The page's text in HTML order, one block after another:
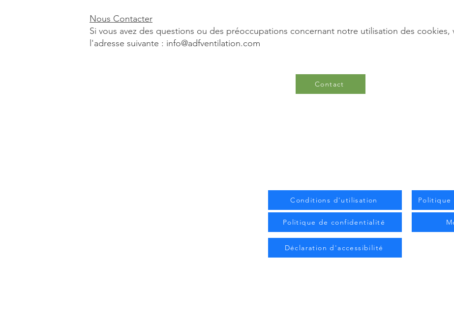
Nous Contacter
Si vous avez des questions ou des préoccupations concernant notre utilisation des cookies,
l'adresse suivante : info@adfventilation.com
Contact
Conditions d'utilisation
Politique de confidentialité
Politique
Déclaration d'accessibilité